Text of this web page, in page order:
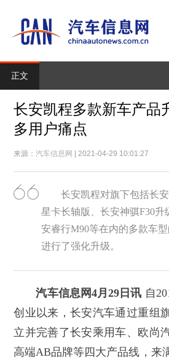
正文
长安凯程多款新车产品
多用户痛点
来源：汽车信息网 | 2021-04-29 10:01:27
长安凯程对旗下包括长
星卡长轴版、长安神骐F30升
安睿行M90等在内的多款车
进行了强化升级。
汽车信息网4月29日讯 自
创业以来，长安汽车通过重组
立并完善了长安乘用车、欧尚
高端AB品牌等四大产品线，来